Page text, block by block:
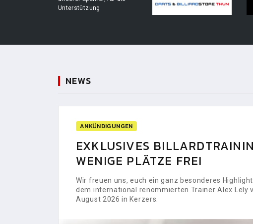
Unterstützung
NEWS
ANKÜNDIGUNGEN
EXKLUSIVES
WENIGE PLÄTZE FREI
Wir freuen uns, euch ein ganz besonderes
dem international renommierten Trainer Alex Lely
August 2026 in Kerzers.